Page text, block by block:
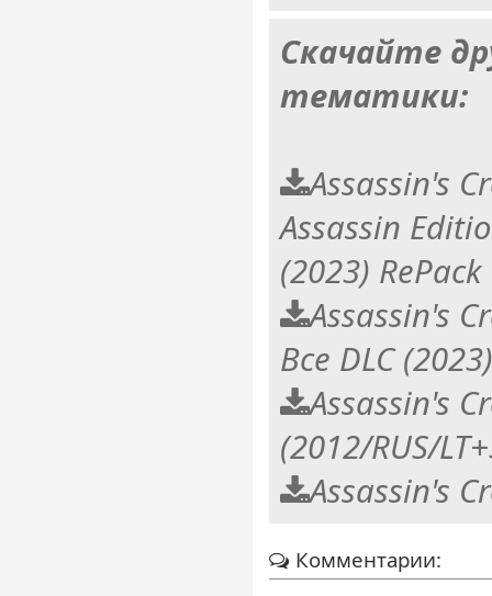
Скачайте
тематики:
Assassin's
Assassin
(2023) RePack
Assassin's
Все DLC
Assassin's
(2012/RUS/
Assassin's
Комментарии: